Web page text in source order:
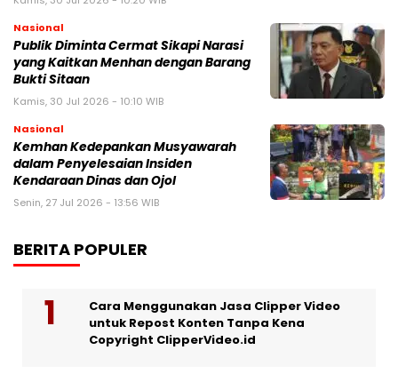
Nasional
Publik Diminta Cermat Sikapi Narasi
yang Kaitkan Menhan dengan Barang
Bukti Sitaan
Kamis, 30 Jul 2026 - 10:10 WIB
Nasional
Kemhan Kedepankan Musyawarah
dalam Penyelesaian Insiden
Kendaraan Dinas dan Ojol
Senin, 27 Jul 2026 - 13:56 WIB
BERITA POPULER
Cara Menggunakan Jasa Clipper Video
untuk Repost Konten Tanpa Kena
Copyright ClipperVideo.id